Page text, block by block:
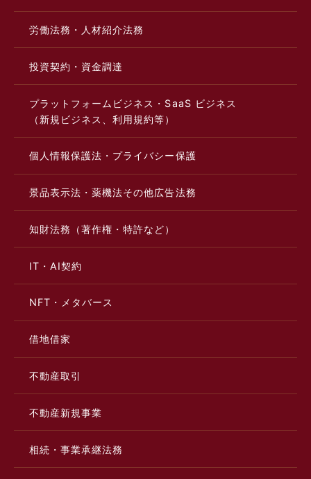
労働法務・人材紹介法務
投資契約・資金調達
プラットフォームビジネス・SaaS ビジネス
（新規ビジネス、利用規約等）
個人情報保護法・プライバシー保護
景品表示法・薬機法その他広告法務
知財法務（著作権・特許など）
IT・AI契約
NFT・メタバース
借地借家
不動産取引
不動産新規事業
相続・事業承継法務